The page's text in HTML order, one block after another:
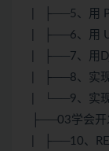
| ├──5、用
| ├──6、用
| ├──7、用
| ├──8、实
| └──9、实
├──03学会开
| ├──10、